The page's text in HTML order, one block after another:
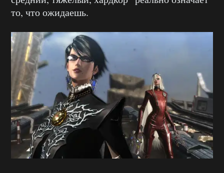
то, что ожидаешь.